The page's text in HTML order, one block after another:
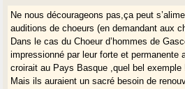
Ne nous décourageons pas,ça peut
auditions de choeurs (en demandant aux
Dans le cas du Choeur d’hommes de
impressionné par leur forte et permanente
croirait au Pays Basque ,quel bel exemple
Mais ils auraient un sacré besoin de